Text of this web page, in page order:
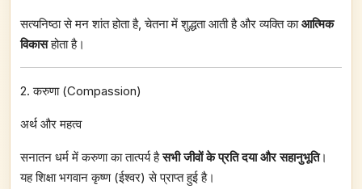
सत्यनिष्ठा से मन शांत होता है, चेतना में शुद्धता आती है और व्यक्ति काआत्मिक
विकासहोता है।
2. करुणा (Compassion)
अर्थ और महत्व
सनातन धर्म में करुणा का तात्पर्य हैसभी जीवों के प्रति दया और सहानुभूति।
यह शिक्षा भगवान कृष्ण (ईश्वर) से प्राप्त हुई है।